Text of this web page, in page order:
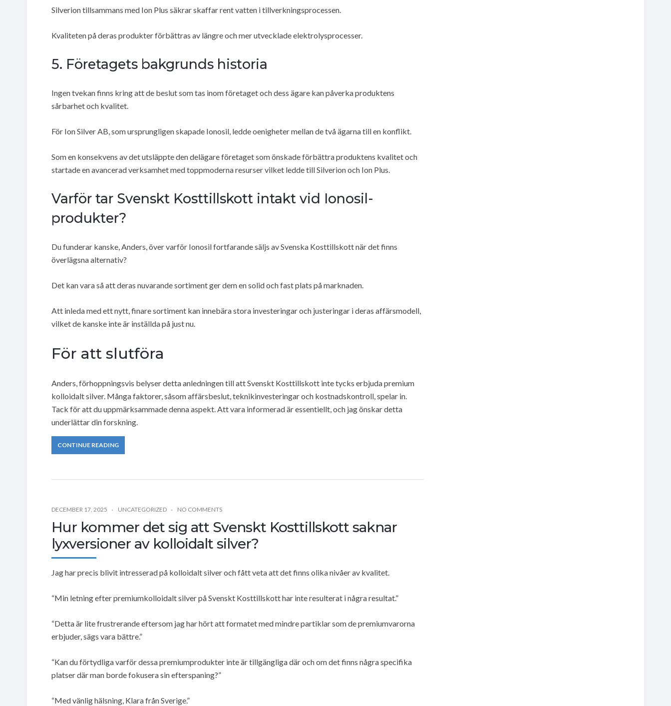
Silverion tillsammans med Ion Plus säkrar skaffar rent vatten i tillverkningsprocessen.
Kvaliteten på deras produkter förbättras av längre och mer utvecklade elektrolysprocesser.
5. Företagets bakgrunds historia
Ingen tvekan finns kring att de beslut som tas inom företaget och dess ägare kan påverka produktens
sårbarhet och kvalitet.
För Ion Silver AB, som ursprungligen skapade Ionosil, ledde oenigheter mellan de två ägarna till en konflikt.
Som en konsekvens av det utsläppte den delägare företaget som önskade förbättra produktens kvalitet och
startade en avancerad verksamhet med toppmoderna resurser vilket ledde till Silverion och Ion Plus.
Varför tar Svenskt Kosttillskott intakt vid Ionosil-
produkter?
Du funderar kanske, Anders, över varför Ionosil fortfarande säljs av Svenska Kosttillskott när det finns
överlägsna alternativ?
Det kan vara så att deras nuvarande sortiment ger dem en solid och fast plats på marknaden.
Att inleda med ett nytt, finare sortiment kan innebära stora investeringar och justeringar i deras affärsmodell,
vilket de kanske inte är inställda på just nu.
För att slutföra
Anders, förhoppningsvis belyser detta anledningen till att Svenskt Kosttillskott inte tycks erbjuda premium
kolloidalt silver. Många faktorer, såsom affärsbeslut, teknikinvesteringar och kostnadskontroll, spelar in.
Tack för att du uppmärksammade denna aspekt. Att vara informerad är essentiellt, och jag önskar detta
underlättar din forskning.
CONTINUE READING
DECEMBER 17, 2025 UNCATEGORIZED NO COMMENTS
Hur kommer det sig att Svenskt Kosttillskott saknar
lyxversioner av kolloidalt silver?
Jag har precis blivit intresserad på kolloidalt silver och fått veta att det finns olika nivåer av kvalitet.
“Min letning efter premiumkolloidalt silver på Svenskt Kosttillskott har inte resulterat i några resultat.”
“Detta är lite frustrerande eftersom jag har hört att formatet med mindre partiklar som de premiumvarorna
erbjuder, sägs vara bättre.”
“Kan du förtydliga varför dessa premiumprodukter inte är tillgängliga där och om det finns några specifika
platser där man borde fokusera sin efterspaning?”
“Med vänlig hälsning, Klara från Sverige.”